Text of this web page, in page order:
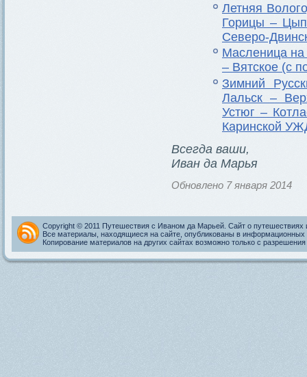
Летняя
Горицы –
Северо-
Масленица на
– Вятское (с
Зимний
Лальск –
Устюг –
Каринской
Всегда ваши,
Иван да Марья
Обновлено 7 января 2014
Copyright © 2011 Путешествия с Иваном да Марьей. Сайт о путешествиях
Все материалы, находящиеся на сайте, опубликованы в информационных
Копирование материалов на других сайтах возможно только с разрешения